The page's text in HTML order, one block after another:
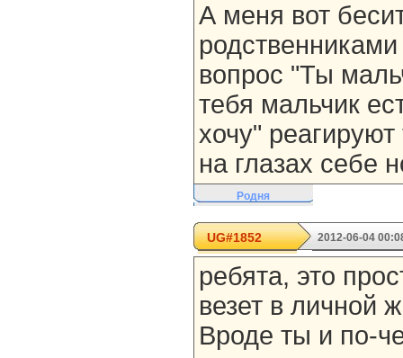
А меня вот
вопрос "Ты
тебя мальчик
хочу" реагируют
на глазах себе
Родня
UG#1852 2012-06-04
ребята, это
везет в личной
Вроде ты и по-